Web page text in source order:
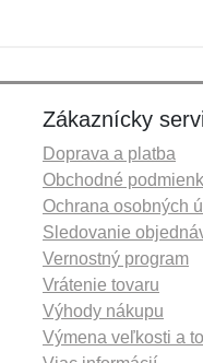
Zákaznícky
Doprava a platba
Obchodné
Ochrana osobných
Sledovanie
Vernostný program
Vrátenie tovaru
Výhody nákupu
Výmena veľkosti a